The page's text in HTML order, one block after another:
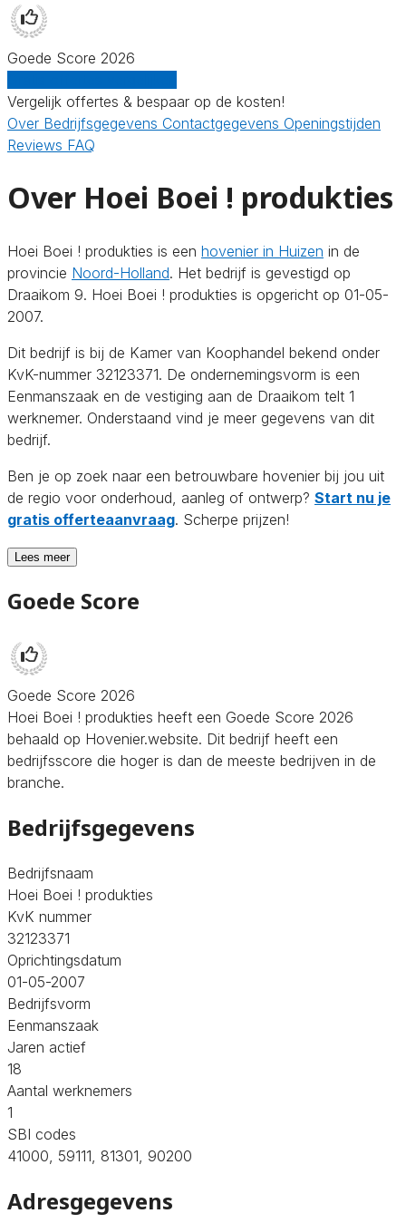
Goede Score 2026
Vergelijk offertes & bespaar op de kosten!
Over Bedrijfsgegevens Contactgegevens Openingstijden
Reviews FAQ
Over Hoei Boei ! produkties
Hoei Boei ! produkties is een hovenier in Huizen in de
provincie Noord-Holland. Het bedrijf is gevestigd op
Draaikom 9. Hoei Boei ! produkties is opgericht op 01-05-
2007.
Dit bedrijf is bij de Kamer van Koophandel bekend onder
KvK-nummer 32123371. De ondernemingsvorm is een
Eenmanszaak en de vestiging aan de Draaikom telt 1
werknemer. Onderstaand vind je meer gegevens van dit
bedrijf.
Ben je op zoek naar een betrouwbare hovenier bij jou uit
de regio voor onderhoud, aanleg of ontwerp? Start nu je
gratis offerteaanvraag. Scherpe prijzen!
Lees meer
Goede Score
Goede Score 2026
Hoei Boei ! produkties heeft een Goede Score 2026
behaald op Hovenier.website. Dit bedrijf heeft een
bedrijfsscore die hoger is dan de meeste bedrijven in de
branche.
Bedrijfsgegevens
Bedrijfsnaam
Hoei Boei ! produkties
KvK nummer
32123371
Oprichtingsdatum
01-05-2007
Bedrijfsvorm
Eenmanszaak
Jaren actief
18
Aantal werknemers
1
SBI codes
41000, 59111, 81301, 90200
Adresgegevens